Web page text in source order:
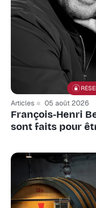
Articles 05 août 2026
François-Henri
sont faits pour